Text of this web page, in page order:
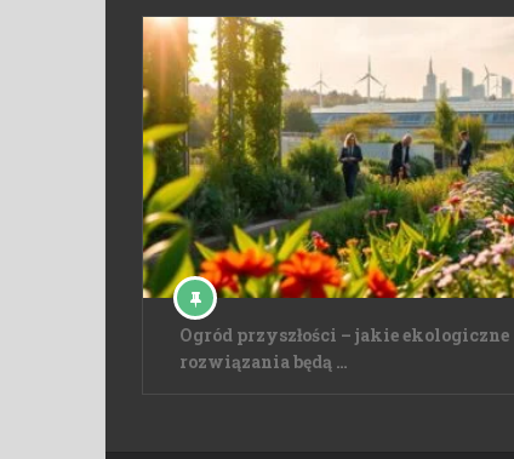
Ogród przyszłości – jakie ekologiczne
rozwiązania będą …